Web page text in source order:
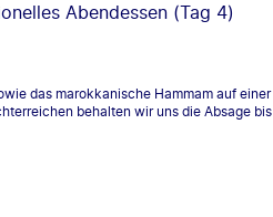
Abendessen (Tag 4)
das marokkanische Hammam auf einer
behalten wir uns die Absage bis